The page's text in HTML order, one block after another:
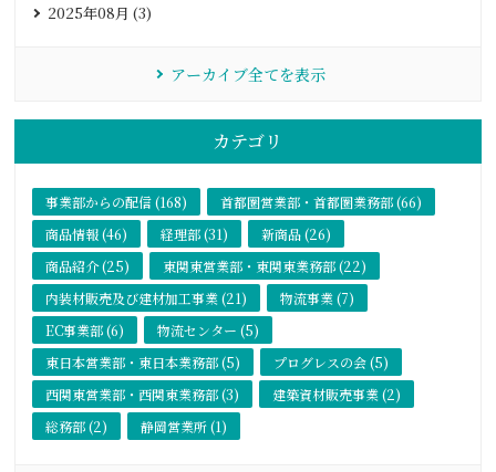
2025年08月 (3)
アーカイブ全てを表示
カテゴリ
事業部からの配信 (168)
首都圏営業部・首都圏業務部 (66)
商品情報 (46)
経理部 (31)
新商品 (26)
商品紹介 (25)
東関東営業部・東関東業務部 (22)
内装材販売及び建材加工事業 (21)
物流事業 (7)
EC事業部 (6)
物流センター (5)
東日本営業部・東日本業務部 (5)
プログレスの会 (5)
西関東営業部・西関東業務部 (3)
建築資材販売事業 (2)
総務部 (2)
静岡営業所 (1)